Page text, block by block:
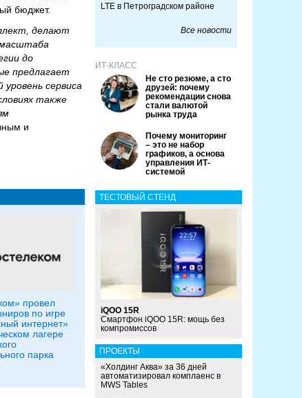
бюджет.
делают
до
предлагает
сервиса
также
и
провел
по игре
интернет»
лагере
парка
LTE в Петроградском районе
Все новости
ИТ-КЛАСС
Не сто резюме, а сто
друзей: почему
рекомендации снова
стали валютой
рынка труда
Почему мониторинг
– это не набор
графиков, а основа
управления ИТ-
системой
ТЕСТОВЫЙ СТЕНД
iQOO 15R
Смартфон iQOO 15R: мощь без
компромиссов
ПРОЕКТЫ
«Холдинг Аква» за 36 дней
автоматизировал комплаенс в
MWS Tables